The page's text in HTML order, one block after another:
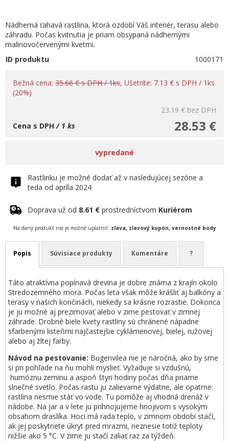
Nádherná ťahavá rastlina, ktorá ozdobí Váš interiér, terasu alebo
záhradu. Počas kvitnutia je priam obsypaná nádhernými
malinovočervenými kvetmi.
ID produktu
1000171
Bežná cena: 35.66 € s DPH / 1ks, Ušetríte: 7.13 € s DPH / 1ks
(20%)
23.19 € bez DPH
28.53 €
Cena s DPH/ 1 ks
vypredané
Rastlinku je možné dodať až v nasledujúcej sezóne a
teda od apríla 2024
Doprava už od 8.61 € prostredníctvom Kuriérom
Na daný produkt nie je možné uplatniť: zľava, zľavový kupón, vernostné body
Popis Súvisiace produkty Komentáre ?
Táto atraktívna popínavá drevina je dobre známa z krajín okolo
Stredozemného mora. Počas leta však môže krášliť aj balkóny a
terasy v našich končinách, niekedy sa krásne rozrastie. Dokonca
je ju možné aj prezimovať alebo v zime pestovať v zimnej
záhrade. Drobné biele kvety rastliny sú chránené nápadne
sfarbenými listeňmi najčastejšie cyklámenovej, bielej, ružovej
alebo aj žltej farby.
Návod na pestovanie: Bugenvilea nie je náročná, ako by sme
si pri pohľade na ňu mohli myslieť. Vyžaduje si vzdušnú,
humóznu zeminu a aspoň štyri hodiny počas dňa priame
slnečné svetlo. Počas rastu ju zalievame výdatne, ale opatrne:
rastlina nesmie stáť vo vode. Tu pomôže aj vhodná drenáž v
nádobe. Na jar a v lete ju prihnojujeme hnojivom s vysokým
obsahom draslíka. Hoci má rada teplo, v zimnom období stačí,
ak jej poskytnete úkryt pred mrazmi, neznesie totiž teploty
nižšie ako 5 °C. V zime ju stačí zaliať raz za týždeň.